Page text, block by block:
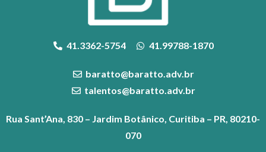
41.3362-5754 41.99788-1870
baratto@baratto.adv.br
talentos@baratto.adv.br
Rua Sant’Ana, 830 – Jardim Botânico, Curitiba – PR, 80210-
070